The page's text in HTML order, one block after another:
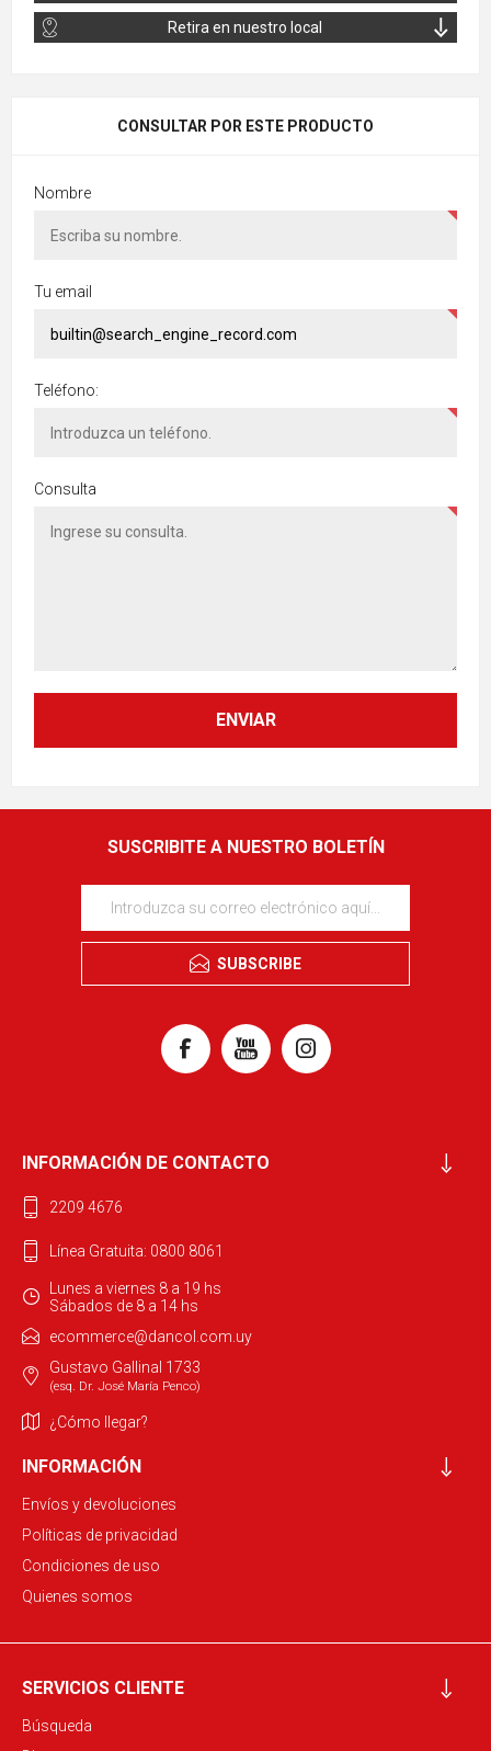
Retira en nuestro local
CONSULTAR POR ESTE PRODUCTO
Nombre
Tu email
Teléfono:
Consulta
SUSCRIBITE A NUESTRO BOLETÍN
SUBSCRIBE
INFORMACIÓN DE CONTACTO
2209 4676
Línea Gratuita: 0800 8061
Lunes a viernes 8 a 19 hs
Sábados de 8 a 14 hs
ecommerce@dancol.com.uy
Gustavo Gallinal 1733
(esq. Dr. José María Penco)
¿Cómo llegar?
INFORMACIÓN
Envíos y devoluciones
Políticas de privacidad
Condiciones de uso
Quienes somos
SERVICIOS CLIENTE
Búsqueda